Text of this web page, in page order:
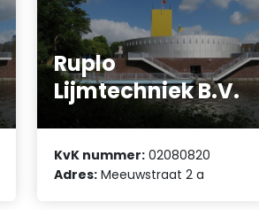
Ruplo
Lijmtechniek B.V.
KvK nummer: 02080820
Adres: Meeuwstraat 2 a